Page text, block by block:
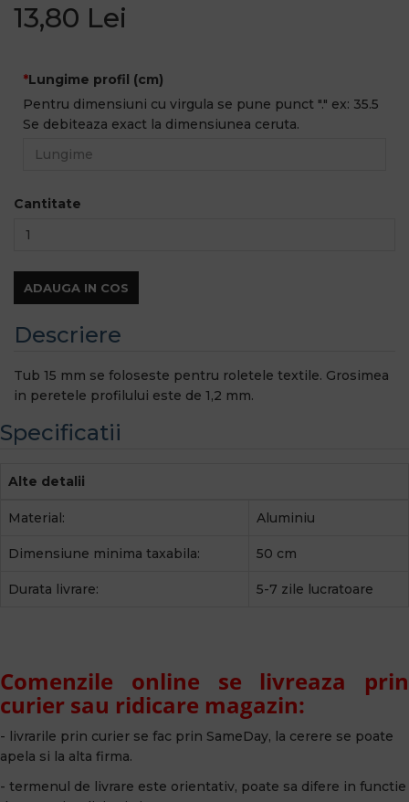
13,80 Lei
Cantitate
ADAUGA IN COS
Lungime profil (cm)
Pentru dimensiuni cu virgula se pune punct "." ex: 35.5
Se debiteaza exact la dimensiunea ceruta.
Descriere
Tub 15 mm se foloseste pentru roletele textile. Grosimea
in peretele profilului este de 1,2 mm.
Specificatii
Alte detalii
Material: Aluminiu
Dimensiune minima taxabila: 50 cm
Durata livrare: 5-7 zile lucratoare
Comenzile online se livreaza prin
curier sau ridicare magazin:
- livrarile prin curier se fac prin SameDay, la cerere se poate
apela si la alta firma.
- termenul de livrare este orientativ, poate sa difere in functie